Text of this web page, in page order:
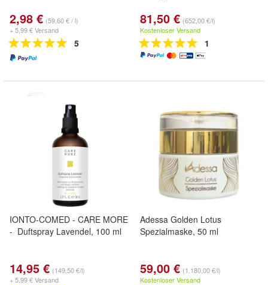
2,98 € (59,60 € / l)
+ 5,99 € Versand
5
81,50 € (652,00 €/l)
Kostenloser Versand
1
IONTO-COMED - CARE MORE
- Duftspray Lavendel, 100 ml
14,95 € (149,50 €/l)
+ 5,99 € Versand
Adessa Golden Lotus
Spezialmaske, 50 ml
59,00 € (1.180,00 €/l)
Kostenloser Versand